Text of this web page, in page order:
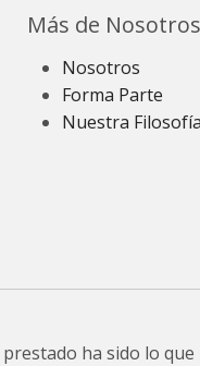
Más de Nosotros
Nosotros
Forma Parte
Nuestra Filosofía
ha sido lo